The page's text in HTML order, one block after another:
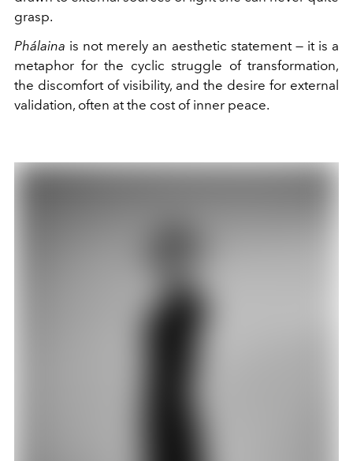
grasp.
Phálaina is not merely an aesthetic statement — it is a
metaphor for the cyclic struggle of transformation,
the discomfort of visibility, and the desire for external
validation, often at the cost of inner peace.